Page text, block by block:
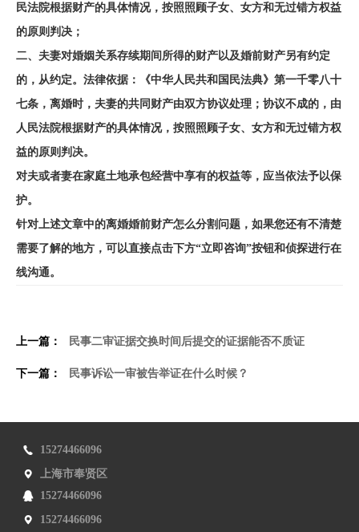
民法院根据财产的具体情况，按照照顾子女、女方和无过错方权益
的原则判决；
二、夫妻对婚姻关系存续期间所得的财产以及婚前财产另有约定
的，从约定。法律依据：《中华人民共和国民法典》第一千零八十
七条，离婚时，夫妻的共同财产由双方协议处理；协议不成的，由
人民法院根据财产的具体情况，按照照顾子女、女方和无过错方权
益的原则判决。
对夫或者妻在家庭土地承包经营中享有的权益等，应当依法予以保
护。
针对上述文章中的离婚婚前财产怎么分割问题，如果您还有不清楚
需要了解的地方，可以直接点击下方“立即咨询”按钮和侦探进行在
线沟通。
上一篇： 民事二审证据交换时间后提交的证据能否不质证
下一篇： 民事诉讼一审被告举证在什么时候？
15274466096
上海市奉贤区
15274466096
15274466096